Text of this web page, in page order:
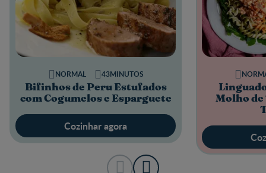
Bifinhos de Peru Estufados
com Cogumelos e Esparguete
NORMAL 43MINUTOS
Cozinhar agora
Molho de